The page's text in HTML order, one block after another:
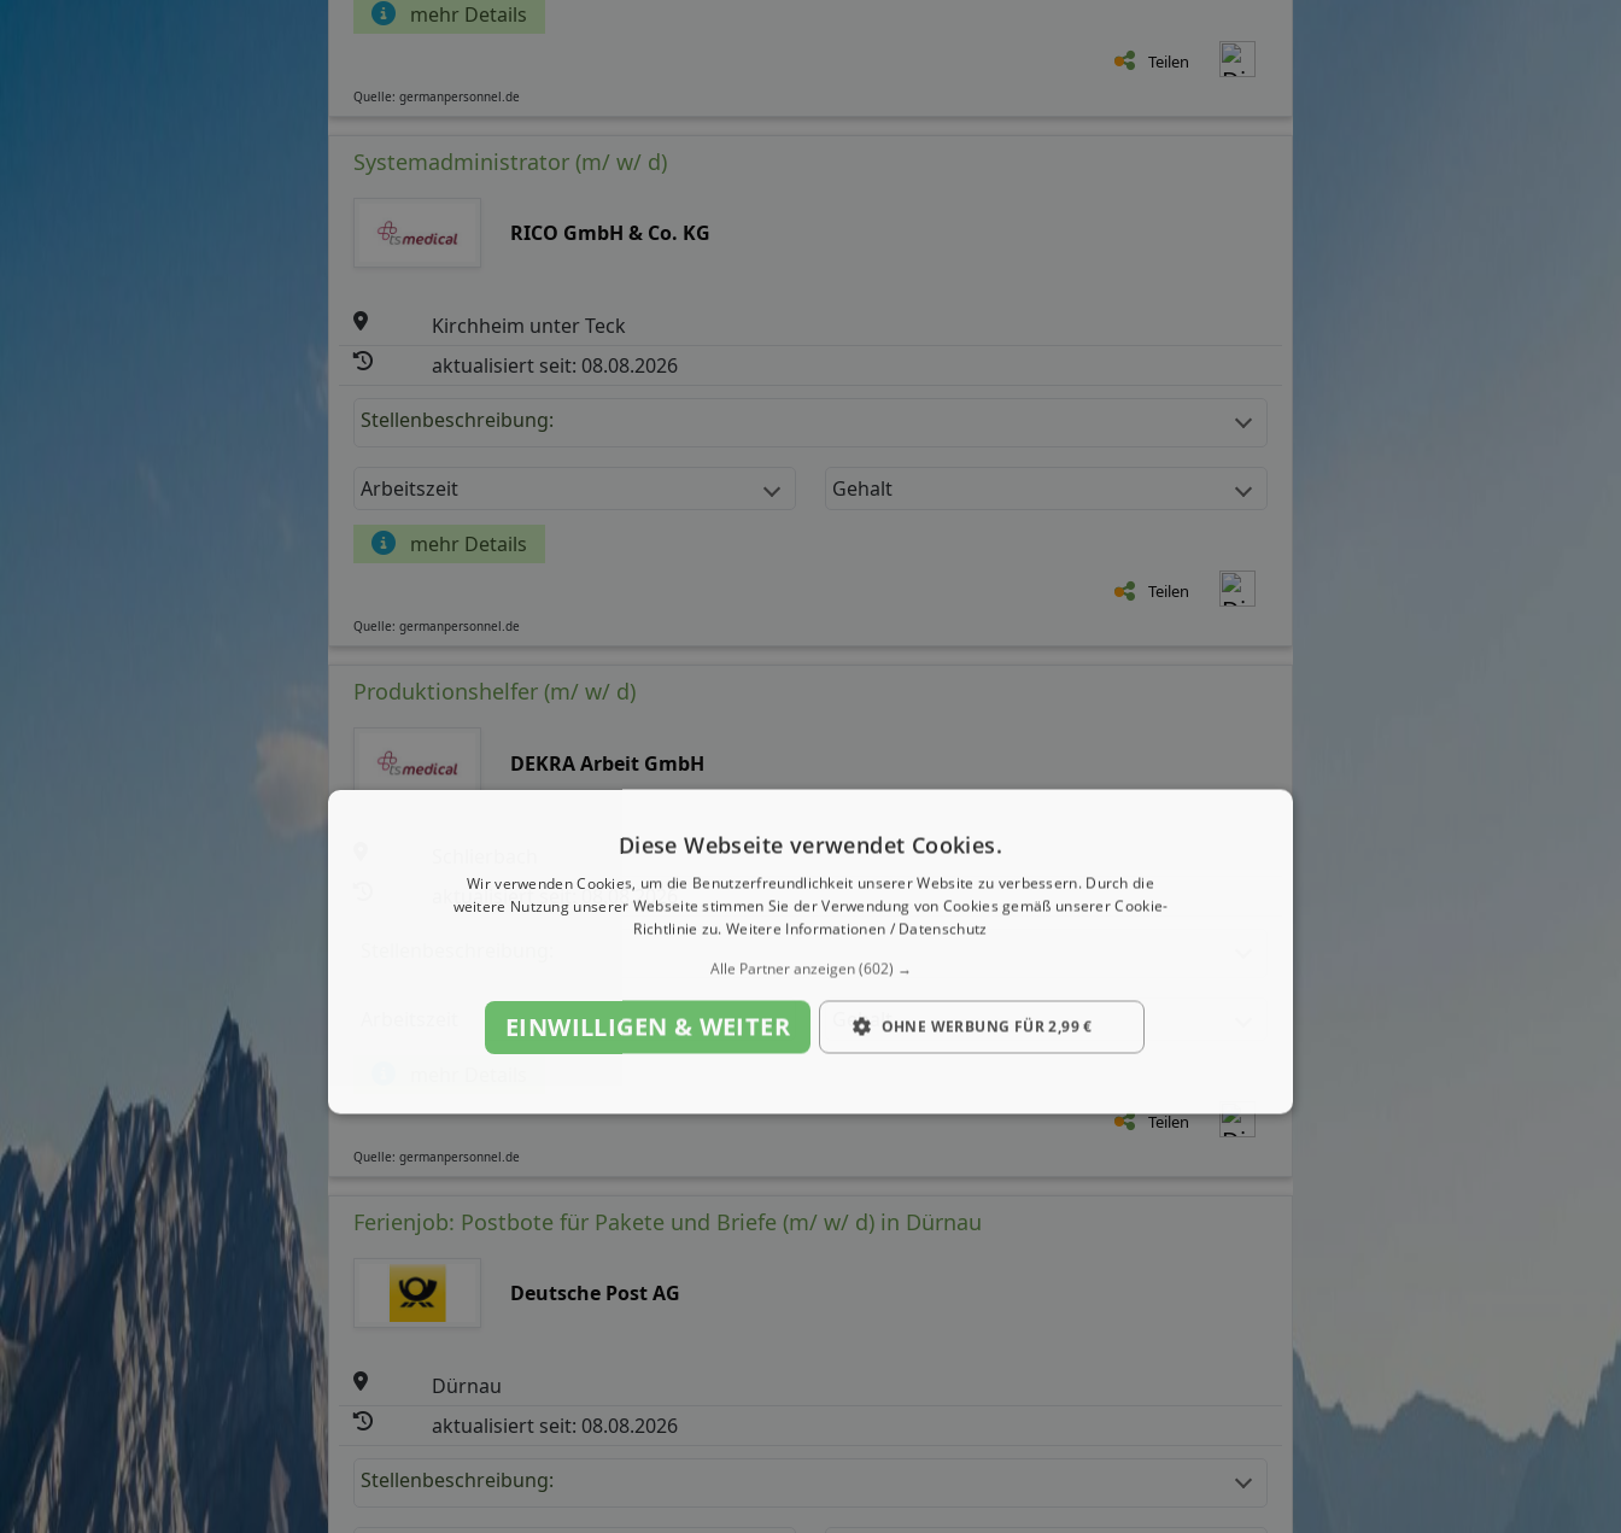
mehr Details
Teilen
Quelle: germanpersonnel.de
Systemadministrator (m/ w/ d)
RICO GmbH & Co. KG
Kirchheim unter Teck
aktualisiert seit: 08.08.2026
Stellenbeschreibung:
Arbeitszeit Gehalt
mehr Details
Teilen
Quelle: germanpersonnel.de
Produktionshelfer (m/ w/ d)
DEKRA Arbeit GmbH
aktualisiert seit: 08.08.2026
Gehalt
Teilen
Quelle: germanpersonnel.de
Ferienjob: Postbote für Pakete und Briefe (m/ w/ d) in Dürnau
Deutsche Post AG
Dürnau
aktualisiert seit: 08.08.2026
Stellenbeschreibung:
Diese Webseite verwendet Cookies.
Wir verwenden Cookies, um die Benutzerfreundlichkeit unserer Website zu verbessern. Durch die
weitere Nutzung unserer Webseite stimmen Sie der Verwendung von Cookies gemäß unserer Cookie-
Richtlinie zu. Weitere Informationen / Datenschutz
Alle Partner anzeigen(602) →
EINWILLIGEN & WEITER OHNE WERBUNG FÜR 2,99 €